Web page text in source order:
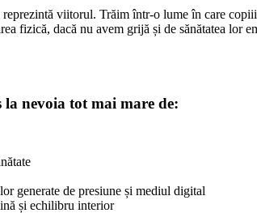
viitorul. Trăim într-o lume în care
fizică, dacă nu avem grijă și de sănătatea
nevoia tot mai mare de:
generate de presiune și mediul digital
și echilibru interior